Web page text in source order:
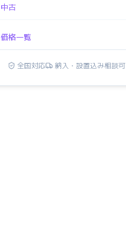
中古
価格一覧
全国対応 納入・設置込み相談可